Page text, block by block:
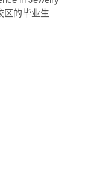
区的毕业生